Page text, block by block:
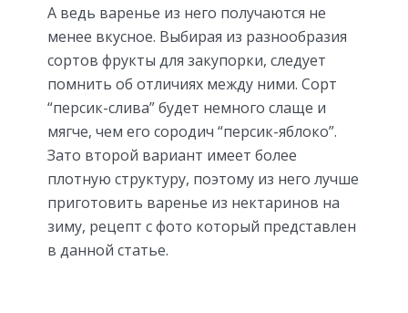
А ведь варенье из него получаются не
менее вкусное. Выбирая из разнообразия
сортов фрукты для закупорки, следует
помнить об отличиях между ними. Сорт
“персик-слива” будет немного слаще и
мягче, чем его сородич “персик-яблоко”.
Зато второй вариант имеет более
плотную структуру, поэтому из него лучше
приготовить варенье из нектаринов на
зиму, рецепт с фото который представлен
в данной статье.